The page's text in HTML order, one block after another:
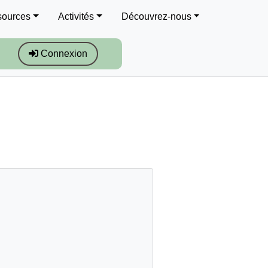
Activités Découvrez-nous
Connexion